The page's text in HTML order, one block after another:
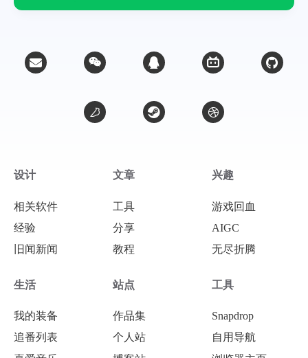
支付宝
设计
相关软件
经验
旧闻新闻
文章
工具
分享
教程
兴趣
游戏回血
AIGC
无尽折腾
生活
我的装备
追番列表
站点
作品集
个人站
工具
Snapdrop
自用导航